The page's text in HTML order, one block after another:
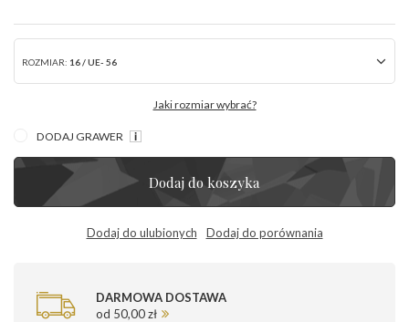
ROZMIAR: 16 / UE- 56
Jaki rozmiar wybrać?
DODAJ GRAWER
Dodaj do koszyka
Dodaj do ulubionych Dodaj do porównania
DARMOWA DOSTAWA
od 50,00 zł